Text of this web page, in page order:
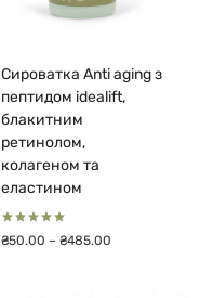
Сироватка Anti aging з
пептидом idealift,
блакитним
ретинолом,
колагеном та
еластином
Оцінено в
5.00
₴50.00 – ₴485.00